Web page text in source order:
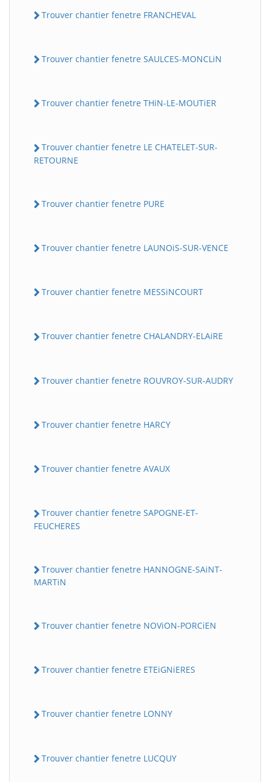
Trouver chantier fenetre FRANCHEVAL
Trouver chantier fenetre SAULCES-MONCLiN
Trouver chantier fenetre THiN-LE-MOUTiER
Trouver chantier fenetre LE CHATELET-SUR-
RETOURNE
Trouver chantier fenetre PURE
Trouver chantier fenetre LAUNOiS-SUR-VENCE
Trouver chantier fenetre MESSiNCOURT
Trouver chantier fenetre CHALANDRY-ELAiRE
Trouver chantier fenetre ROUVROY-SUR-AUDRY
Trouver chantier fenetre HARCY
Trouver chantier fenetre AVAUX
Trouver chantier fenetre SAPOGNE-ET-
FEUCHERES
Trouver chantier fenetre HANNOGNE-SAiNT-
MARTiN
Trouver chantier fenetre NOViON-PORCiEN
Trouver chantier fenetre ETEiGNiERES
Trouver chantier fenetre LONNY
Trouver chantier fenetre LUCQUY